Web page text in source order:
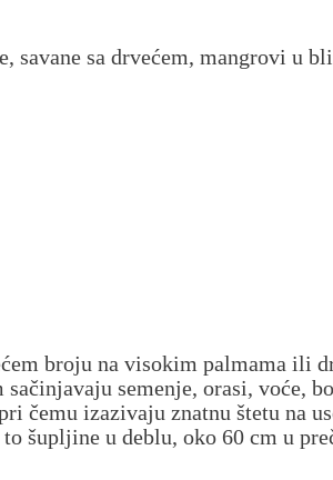
savane sa drvećem, mangrovi u
broju na visokim palmama ili
semenje, orasi, voće,
čemu izazivaju znatnu štetu na
šupljine u deblu, oko 60 cm u